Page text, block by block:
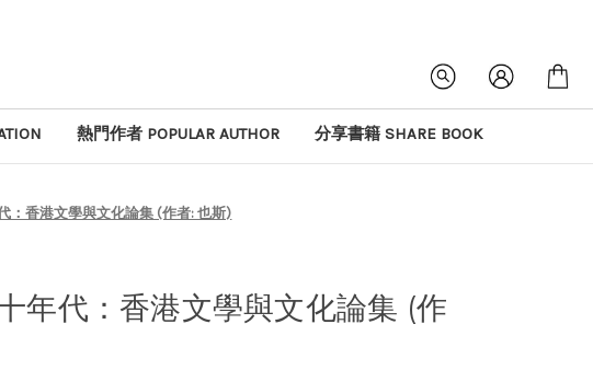
熱門作者 POPULAR AUTHOR 分享書籍 SHARE BOOK
：香港文學與文化論集 (作者: 也斯)
年代：香港文學與文化論集 (作